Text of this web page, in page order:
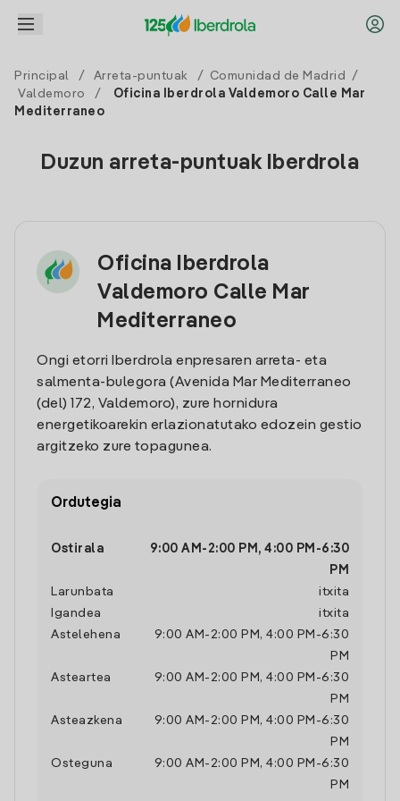
Principal / Arreta-puntuak / Comunidad de Madrid
/
Valdemoro
/
Oficina Iberdrola Valdemoro Calle Mar
Mediterraneo
Duzun arreta-puntuak Iberdrola
Oficina Iberdrola
Valdemoro Calle Mar
Mediterraneo
Ongi etorri Iberdrola enpresaren arreta- eta
salmenta-bulegora (Avenida Mar Mediterraneo
(del) 172, Valdemoro), zure hornidura
energetikoarekin erlazionatutako edozein gestio
argitzeko zure topagunea.
Ordutegia
Ostirala 9:00 AM - 2:00 PM , 4:00 PM -6:30
PM
Larunbata
itxita
Igandea
itxita
Astelehena
9:00 AM - 2:00 PM , 4:00 PM -6:30
PM
Asteartea
9:00 AM - 2:00 PM , 4:00 PM -6:30
PM
Asteazkena
9:00 AM - 2:00 PM , 4:00 PM -6:30
PM
Osteguna
9:00 AM - 2:00 PM , 4:00 PM -6:30
PM